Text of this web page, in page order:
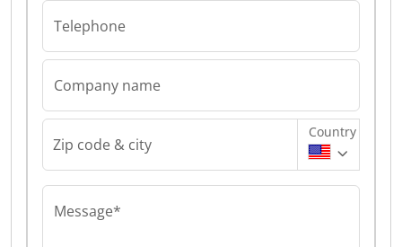
Telephone
Company name
Zip code & city
Country
Message*